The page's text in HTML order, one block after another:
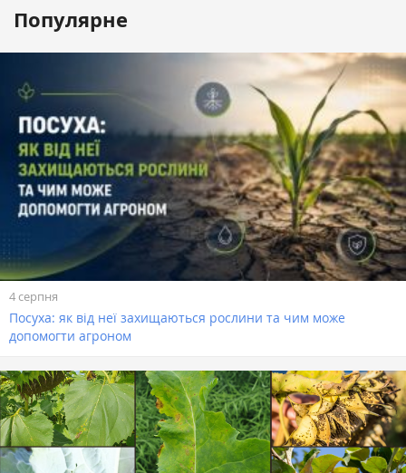
Популярне
4 серпня
Посуха: як від неї захищаються рослини та чим може
допомогти агроном